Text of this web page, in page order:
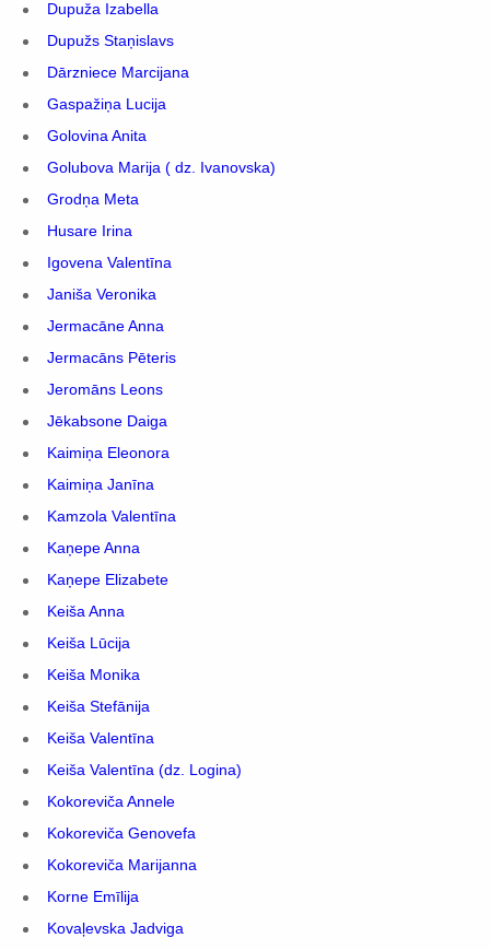
Dupuža Izabella
Dupužs Staņislavs
Dārzniece Marcijana
Gaspažiņa Lucija
Golovina Anita
Golubova Marija ( dz. Ivanovska)
Grodņa Meta
Husare Irina
Igovena Valentīna
Janiša Veronika
Jermacāne Anna
Jermacāns Pēteris
Jeromāns Leons
Jēkabsone Daiga
Kaimiņa Eleonora
Kaimiņa Janīna
Kamzola Valentīna
Kaņepe Anna
Kaņepe Elizabete
Keiša Anna
Keiša Lūcija
Keiša Monika
Keiša Stefānija
Keiša Valentīna
Keiša Valentīna (dz. Logina)
Kokoreviča Annele
Kokoreviča Genovefa
Kokoreviča Marijanna
Korne Emīlija
Kovaļevska Jadviga